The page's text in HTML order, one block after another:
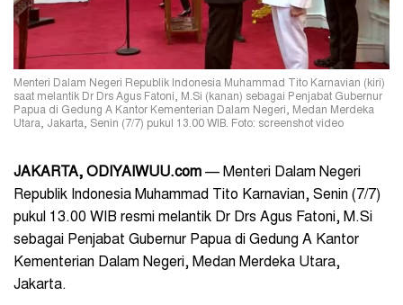
Menteri Dalam Negeri Republik Indonesia Muhammad Tito Karnavian (kiri)
saat melantik Dr Drs Agus Fatoni, M.Si (kanan) sebagai Penjabat Gubernur
Papua di Gedung A Kantor Kementerian Dalam Negeri, Medan Merdeka
Utara, Jakarta, Senin (7/7) pukul 13.00 WIB. Foto: screenshot video
JAKARTA, ODIYAIWUU.com — Menteri Dalam Negeri
Republik Indonesia Muhammad Tito Karnavian, Senin (7/7)
pukul 13.00 WIB resmi melantik Dr Drs Agus Fatoni, M.Si
sebagai Penjabat Gubernur Papua di Gedung A Kantor
Kementerian Dalam Negeri, Medan Merdeka Utara,
Jakarta.